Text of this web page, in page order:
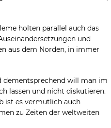
holten parallel auch das
und
aus dem Norden, in immer
dementsprechend will man im
lassen und nicht diskutieren.
ist es vermutlich auch
zu Zeiten der weltweiten